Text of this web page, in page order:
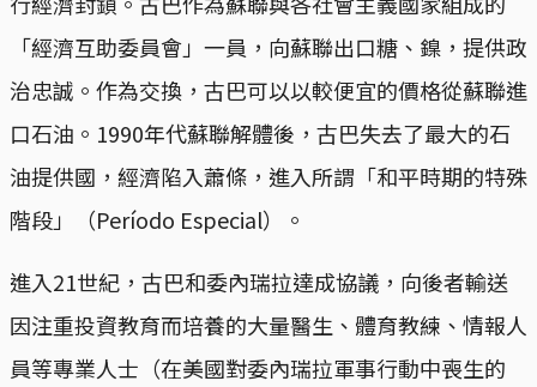
「經濟互助委員會」一員，向蘇聯出口糖、鎳，提供政
治忠誠。作為交換，古巴可以以較便宜的價格從蘇聯進
口石油。1990年代蘇聯解體後，古巴失去了最大的石
油提供國，經濟陷入蕭條，進入所謂「和平時期的特殊
階段」（Período Especial）。
進入21世紀，古巴和委內瑞拉達成協議，向後者輸送
因注重投資教育而培養的大量醫生、體育教練、情報人
員等專業人士（在美國對委內瑞拉軍事行動中喪生的